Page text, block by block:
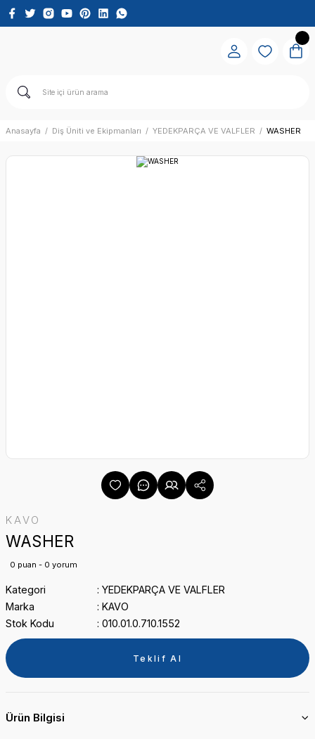
Anasayfa Diş Üniti ve Ekipmanları YEDEKPARÇA VE VALFLER WASHER
KAVO
WASHER
0 puan - 0 yorum
Kategori
YEDEKPARÇA VE VALFLER
Marka
KAVO
Stok Kodu
010.01.0.710.1552
Teklif Al
Ürün Bilgisi